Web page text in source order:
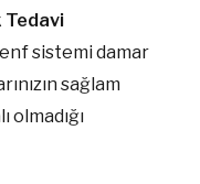
Tedavi
sistemi damar
sağlam
olmadığı